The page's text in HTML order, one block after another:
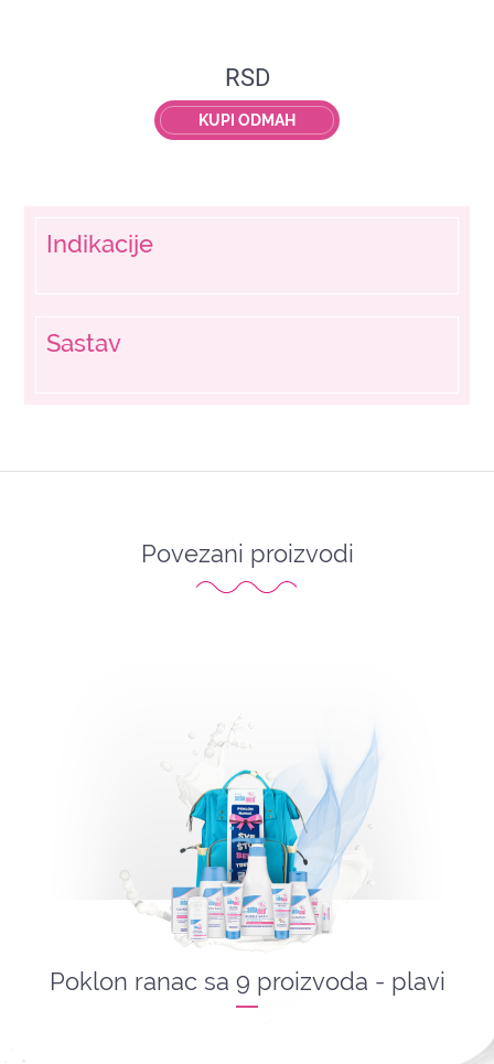
RSD
KUPI ODMAH
Indikacije
Sastav
Povezani proizvodi
Poklon ranac sa 9 proizvoda - plavi